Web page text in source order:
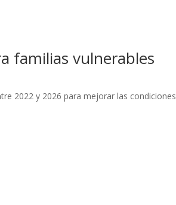
familias vulnerables
2022 y 2026 para mejorar las condiciones